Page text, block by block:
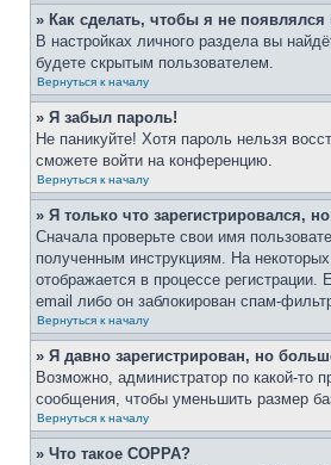
» Как сделать, чтобы я не
В настройках личного раздела вы
будете скрытым пользователем.
Вернуться к началу
» Я забыл пароль!
Не паникуйте! Хотя пароль нельзя
сможете войти на конференцию.
Вернуться к началу
» Я только что зарегистрировался,
Сначала проверьте свои имя
полученным инструкциям. На
отображается в процессе
email либо он заблокирован спам-
Вернуться к началу
» Я давно зарегистрирован, но
Возможно, администратор по какой-то
сообщения, чтобы уменьшить размер
Вернуться к началу
» Что такое COPPA?